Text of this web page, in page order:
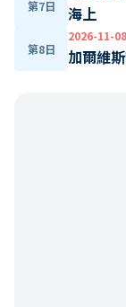
第7日 海上
第8日
2026-11-
加爾維